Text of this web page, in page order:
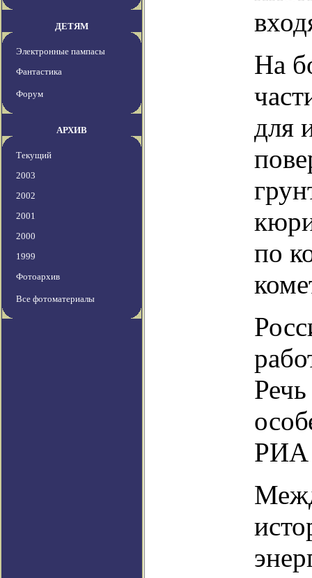
ДЕТЯМ
Электронные пампасы
Фантастика
Форум
АРХИВ
Текущий
2003
2002
2001
2000
1999
Фотоархив
Все фотоматериалы
На
для
по
РИА